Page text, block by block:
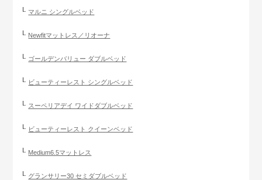
マルニ シングルベッド
Newfitマットレス／リオーナ
ゴールデンバリュー ダブルベッド
ビューティーレスト シングルベッド
スーペリアデイ ワイドダブルベッド
ビューティーレスト クイーンベッド
Medium6.5マットレス
グランサリー30 セミダブルベッド